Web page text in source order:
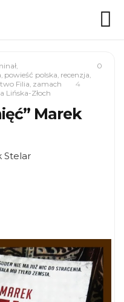
0
,
, powieść polska, recenzja,
Filia, zamach
4
Lińska-Złoch
Marek
Stelar